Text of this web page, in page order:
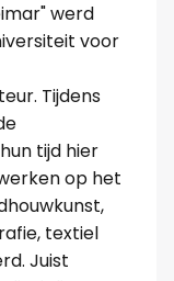
werd
voor
Tijdens
tijd hier
op het
textiel
Juist